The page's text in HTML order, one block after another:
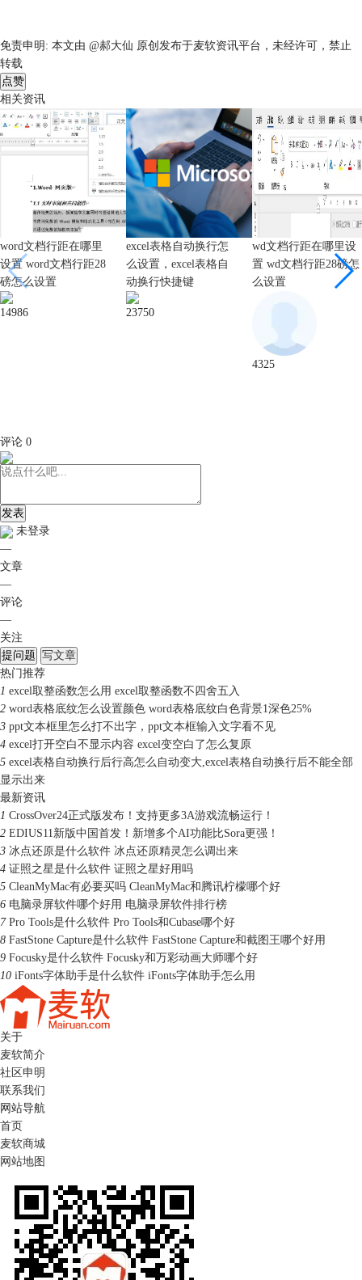
免责申明: 本文由 @郝大仙 原创发布于麦软资讯平台，未经许可，禁止
转载
点赞
相关资讯
word文档行距在哪里
设置 word文档行距28
磅怎么设置
14986
excel表格自动换行怎
么设置，excel表格自
动换行快捷键
23750
wd文档行距在哪里设
置 wd文档行距28磅怎
么设置
4325
评论 0
发表
未登录
—
文章
—
评论
—
关注
提问题 写文章
热门推荐
1 excel取整函数怎么用 excel取整函数不四舍五入
2 word表格底纹怎么设置颜色 word表格底纹白色背景1深色25%
3 ppt文本框里怎么打不出字，ppt文本框输入文字看不见
4 excel打开空白不显示内容 excel变空白了怎么复原
5 excel表格自动换行后行高怎么自动变大,excel表格自动换行后不能全部
显示出来
最新资讯
1 CrossOver24正式版发布！支持更多3A游戏流畅运行！
2 EDIUS11新版中国首发！新增多个AI功能比Sora更强！
3 冰点还原是什么软件 冰点还原精灵怎么调出来
4 证照之星是什么软件 证照之星好用吗
5 CleanMyMac有必要买吗 CleanMyMac和腾讯柠檬哪个好
6 电脑录屏软件哪个好用 电脑录屏软件排行榜
7 Pro Tools是什么软件 Pro Tools和Cubase哪个好
8 FastStone Capture是什么软件 FastStone Capture和截图王哪个好用
9 Focusky是什么软件 Focusky和万彩动画大师哪个好
10 iFonts字体助手是什么软件 iFonts字体助手怎么用
关于
麦软简介
社区申明
联系我们
网站导航
首页
麦软商城
网站地图